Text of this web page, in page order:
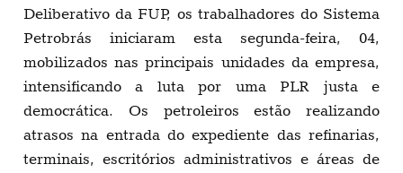
Deliberativo da FUP, os trabalhadores do Sistema
Petrobrás iniciaram esta segunda-feira, 04,
mobilizados nas principais unidades da empresa,
intensificando a luta por uma PLR justa e
democrática. Os petroleiros estão realizando
atrasos na entrada do expediente das refinarias,
terminais, escritórios administrativos e áreas de